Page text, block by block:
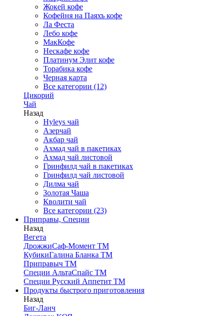
Жокей кофе
Кофейня на Паяхъ кофе
Ла Феста
Лебо кофе
МакКофе
Нескафе кофе
Платинум Элит кофе
Торабика кофе
Черная карта
Все категории (12)
Цикорий
Чай
Назад
Hyleys чай
Азерчай
Акбар чай
Ахмад чай в пакетиках
Ахмад чай листовой
Гринфилд чай в пакетиках
Гринфилд чай листовой
Дилма чай
Золотая Чаша
Кволити чай
Все категории (23)
Приправы, Специи
Назад
Вегета
ДрожжиСаф-Момент ТМ
КубикиГалина Бланка ТМ
Приправыч ТМ
Специи АльтаСпайс ТМ
Специи Русский Аппетит ТМ
Продукты быстрого приготовления
Назад
Биг-Ланч